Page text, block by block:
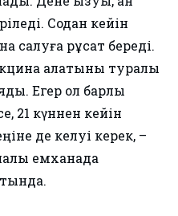
Содан кейін
салуға рұқсат береді.
алатыны туралы
Егер ол барлық
21 күннен кейін
де келуі керек, –
емханада